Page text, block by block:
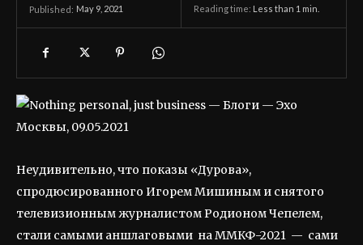
Published: May 9, 2021 Reading time: Less than 1 min.
Неудивительно, что показы «Дурова»,
спродюсированного Игорем Мишиным и снятого
телевизионным журналистом Родионом Чепелем,
стали самыми аншлаговыми на ММКФ-2021 — сами